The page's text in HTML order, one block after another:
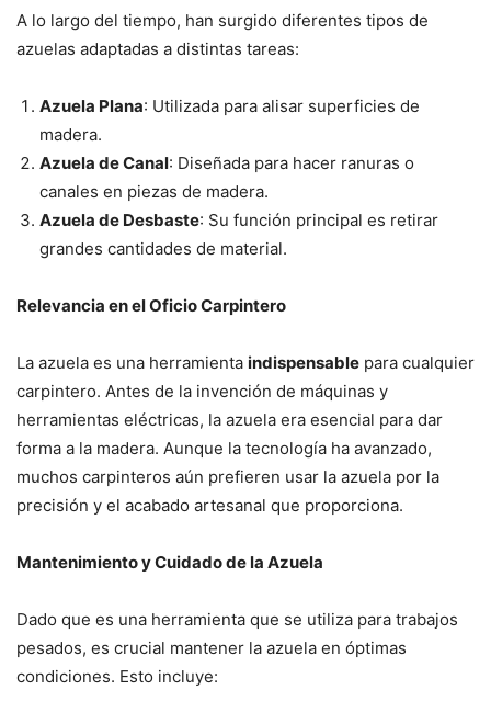
A lo largo del tiempo, han surgido diferentes tipos de
azuelas adaptadas a distintas tareas:
Azuela Plana: Utilizada para alisar superficies de
madera.
Azuela de Canal: Diseñada para hacer ranuras o
canales en piezas de madera.
Azuela de Desbaste: Su función principal es retirar
grandes cantidades de material.
Relevancia en el Oficio Carpintero
La azuela es una herramienta indispensable para cualquier
carpintero. Antes de la invención de máquinas y
herramientas eléctricas, la azuela era esencial para dar
forma a la madera. Aunque la tecnología ha avanzado,
muchos carpinteros aún prefieren usar la azuela por la
precisión y el acabado artesanal que proporciona.
Mantenimiento y Cuidado de la Azuela
Dado que es una herramienta que se utiliza para trabajos
pesados, es crucial mantener la azuela en óptimas
condiciones. Esto incluye: